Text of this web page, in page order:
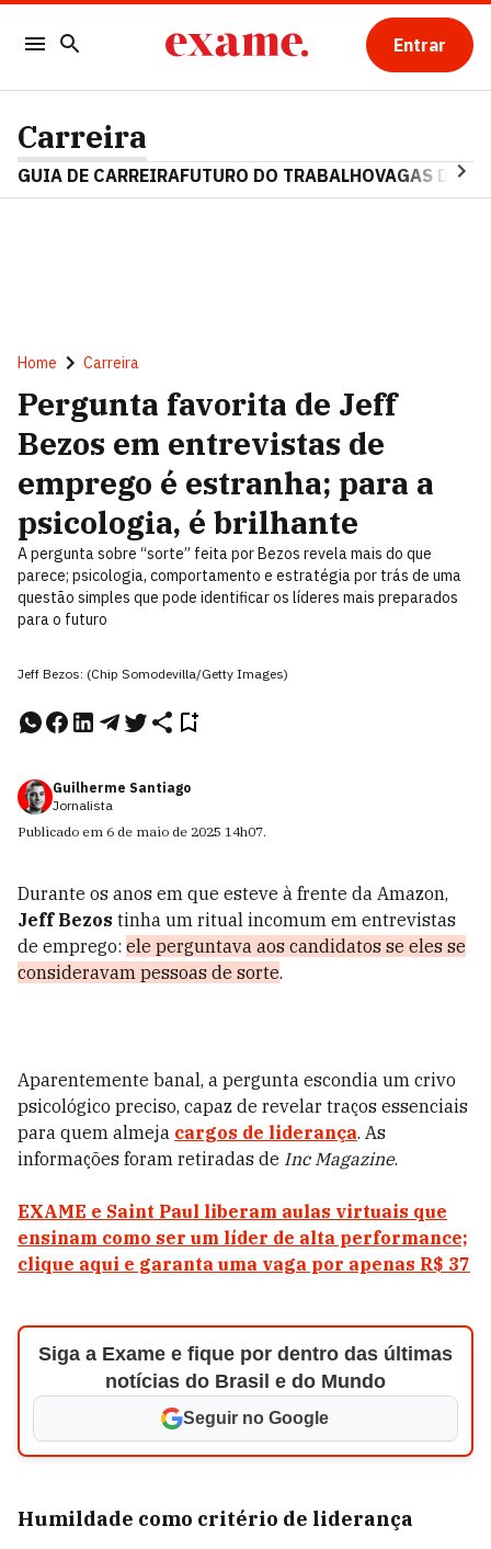
Entrar
Carreira
GUIA DE CARREIRAFUTURO DO TRABALHOVAGAS DE
Home Carreira
Pergunta favorita de Jeff
Bezos em entrevistas de
emprego é estranha; para a
psicologia, é brilhante
A pergunta sobre “sorte” feita por Bezos revela mais do que
parece; psicologia, comportamento e estratégia por trás de uma
questão simples que pode identificar os líderes mais preparados
para o futuro
Jeff Bezos: (Chip Somodevilla/Getty Images)
Guilherme Santiago
Jornalista
Publicado em 6 de maio de 2025 14h07.
Durante os anos em que esteve à frente da Amazon,
Jeff Bezos tinha um ritual incomum em entrevistas
de emprego: ele perguntava aos candidatos se eles se
consideravam pessoas de sorte.
Aparentemente banal, a pergunta escondia um crivo
psicológico preciso, capaz de revelar traços essenciais
para quem almeja cargos de liderança. As
informações foram retiradas de Inc Magazine.
EXAME e Saint Paul liberam aulas virtuais que
ensinam como ser um líder de alta performance;
clique aqui e garanta uma vaga por apenas R$ 37
Siga a Exame e fique por dentro das últimas
notícias do Brasil e do Mundo
Seguir no Google
Humildade como critério de liderança